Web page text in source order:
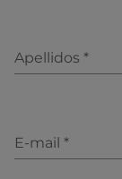
Apellidos *
E-mail *